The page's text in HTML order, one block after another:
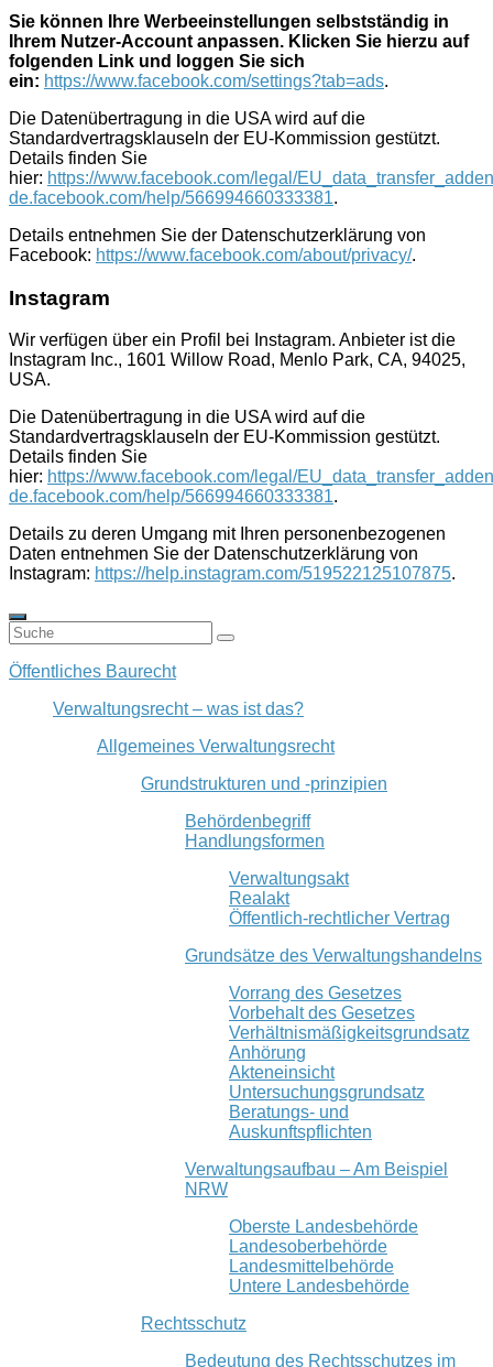
Sie können Ihre Werbeeinstellungen selbstständig in
Ihrem Nutzer-Account anpassen. Klicken Sie hierzu auf
folgenden Link und loggen Sie sich
ein: https://www.facebook.com/settings?tab=ads.
Die Datenübertragung in die USA wird auf die
Standardvertragsklauseln der EU-Kommission gestützt.
Details finden Sie
hier: https://www.facebook.com/legal/
de.facebook.com/help/566994660333381.
Details entnehmen Sie der Datenschutzerklärung von
Facebook: https://www.facebook.com/about/privacy/.
Instagram
Wir verfügen über ein Profil bei Instagram. Anbieter ist die
Instagram Inc., 1601 Willow Road, Menlo Park, CA, 94025,
USA.
Die Datenübertragung in die USA wird auf die
Standardvertragsklauseln der EU-Kommission gestützt.
Details finden Sie
hier: https://www.facebook.com/legal/
de.facebook.com/help/566994660333381.
Details zu deren Umgang mit Ihren personenbezogenen
Daten entnehmen Sie der Datenschutzerklärung von
Instagram: https://help.instagram.com/519522125107875.
Öffentliches Baurecht
Verwaltungsrecht – was ist das?
Allgemeines Verwaltungsrecht
Grundstrukturen und -prinzipien
Behördenbegriff
Handlungsformen
Verwaltungsakt
Realakt
Öffentlich-rechtlicher Vertrag
Grundsätze des Verwaltungshandelns
Vorrang des Gesetzes
Vorbehalt des Gesetzes
Verhältnismäßigkeitsgrundsatz
Anhörung
Akteneinsicht
Untersuchungsgrundsatz
Beratungs- und
Auskunftspflichten
Verwaltungsaufbau – Am Beispiel
NRW
Oberste Landesbehörde
Landesoberbehörde
Landesmittelbehörde
Untere Landesbehörde
Rechtsschutz
Bedeutung des Rechtsschutzes im